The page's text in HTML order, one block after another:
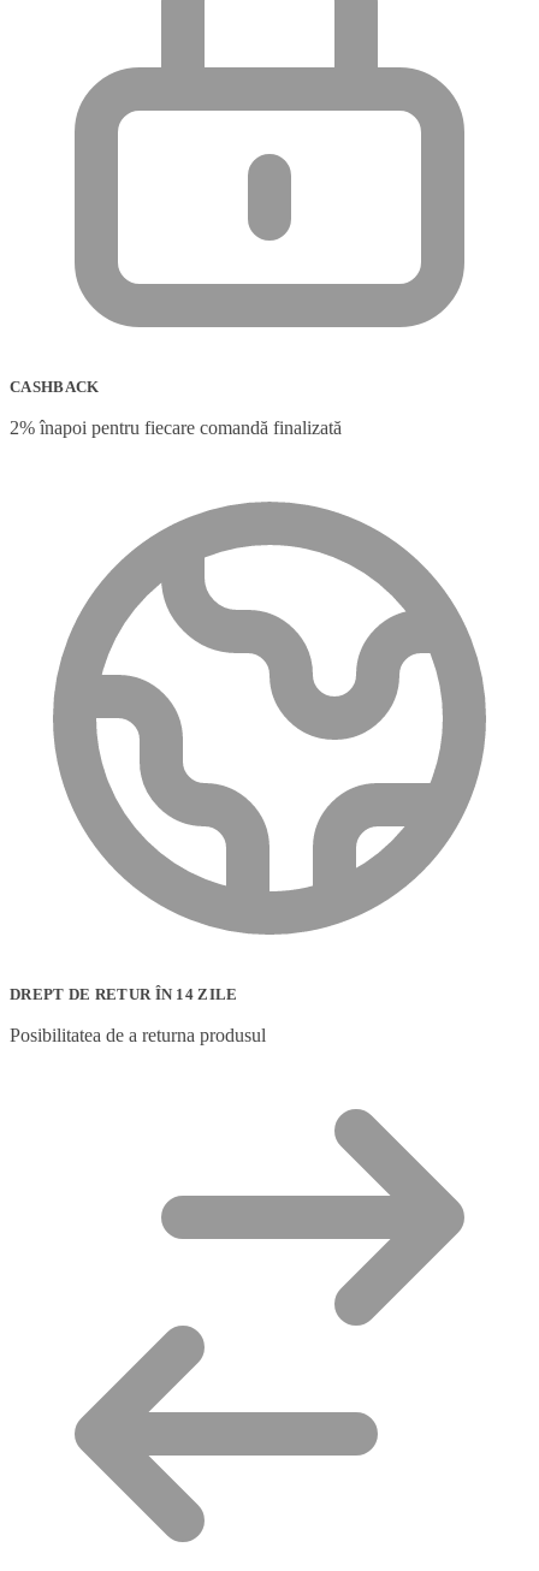
CASHBACK
2% înapoi pentru fiecare comandă finalizată
DREPT DE RETUR ÎN 14 ZILE
Posibilitatea de a returna produsul